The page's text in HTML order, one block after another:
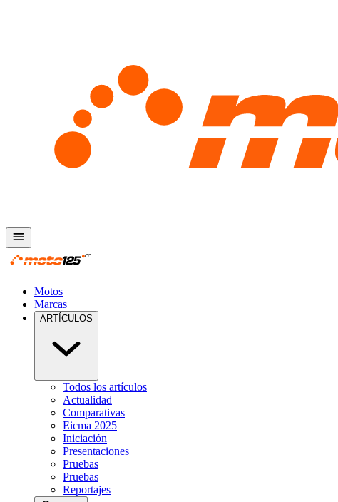
Motos
Marcas
ARTÍCULOS
Todos los artículos
Actualidad
Comparativas
Eicma 2025
Iniciación
Presentaciones
Pruebas
Pruebas
Reportajes